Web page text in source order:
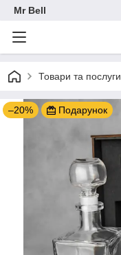
Mr Bell
Товари та послуги
–20% Подарунок